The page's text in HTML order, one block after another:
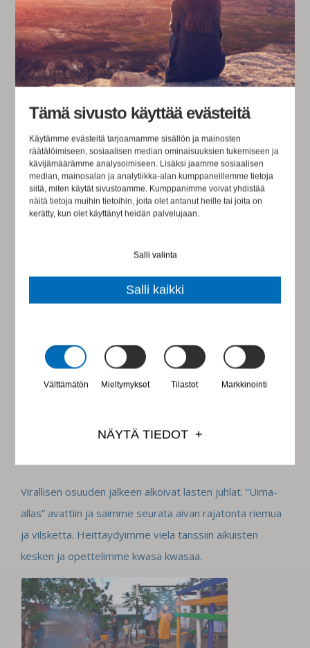
Tämä sivusto käyttää evästeitä
Käytämme evästeitä tarjoamamme sisällön ja mainosten
räätälöimiseen, sosiaalisen median ominaisuuksien tukemiseen ja
kävijämäärämme analysoimiseen. Lisäksi jaamme sosiaalisen
median, mainosalan ja analytiikka-alan kumppaneillemme tietoja
siitä, miten käytät sivustoamme. Kumppanimme voivat yhdistää
näitä tietoja muihin tietoihin, joita olet antanut heille tai joita on
kerätty, kun olet käyttänyt heidän palvelujaan.
Salli valinta
Salli kaikki
Välttämätön Mieltymykset Tilastot Markkinointi
NÄYTÄ TIEDOT
ojennuksessa.
Ohjelmassa oli puheita ja lasten esityksia. Saimme kokea
niin paljon lampoa ja kiitollisuutta, etta nenaliinat oli
tyonjohtaja Mr. Kahmann, joka oman kielitaitonsa
ylittaen ylisti yhteistyotamme ja sen merkitysta. Han
kertoi, etta olimme avanneet jotakin uutta ja lamminta
hanen sydamessaan. Tunne oli ja on vahvasti
Virallisen osuuden jalkeen alkoivat lasten juhlat. “Uima-
allas” avattiin ja saimme seurata aivan rajatonta riemua
ja vilsketta. Heittaydyimme viela tanssiin aikuisten
kesken ja opettelimme kwasa kwasaa.